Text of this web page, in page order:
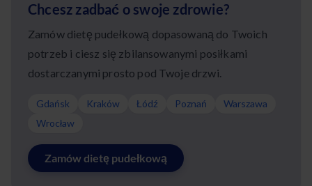
Chcesz zadbać o swoje zdrowie?
Zamów dietę pudełkową dopasowaną do Twoich
potrzeb i ciesz się zbilansowanymi posiłkami
dostarczanymi prosto pod Twoje drzwi.
Gdańsk Kraków Łódź Poznań
Warszawa
Wrocław
Zamów dietę pudełkową